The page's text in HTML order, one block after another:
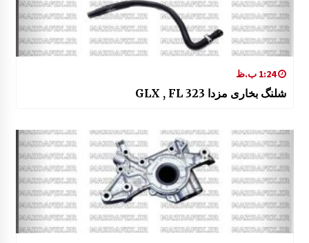
1:24 ب.ظ
شلنگ بخاری مزدا 323 GLX , FL